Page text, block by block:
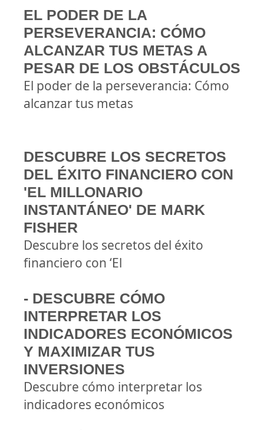
EL PODER DE LA
PERSEVERANCIA: CÓMO
ALCANZAR TUS METAS A
PESAR DE LOS OBSTÁCULOS
El poder de la perseverancia: Cómo
alcanzar tus metas
DESCUBRE LOS SECRETOS
DEL ÉXITO FINANCIERO CON
'EL MILLONARIO
INSTANTÁNEO' DE MARK
FISHER
Descubre los secretos del éxito
financiero con ‘El
- DESCUBRE CÓMO
INTERPRETAR LOS
INDICADORES ECONÓMICOS
Y MAXIMIZAR TUS
INVERSIONES
Descubre cómo interpretar los
indicadores económicos